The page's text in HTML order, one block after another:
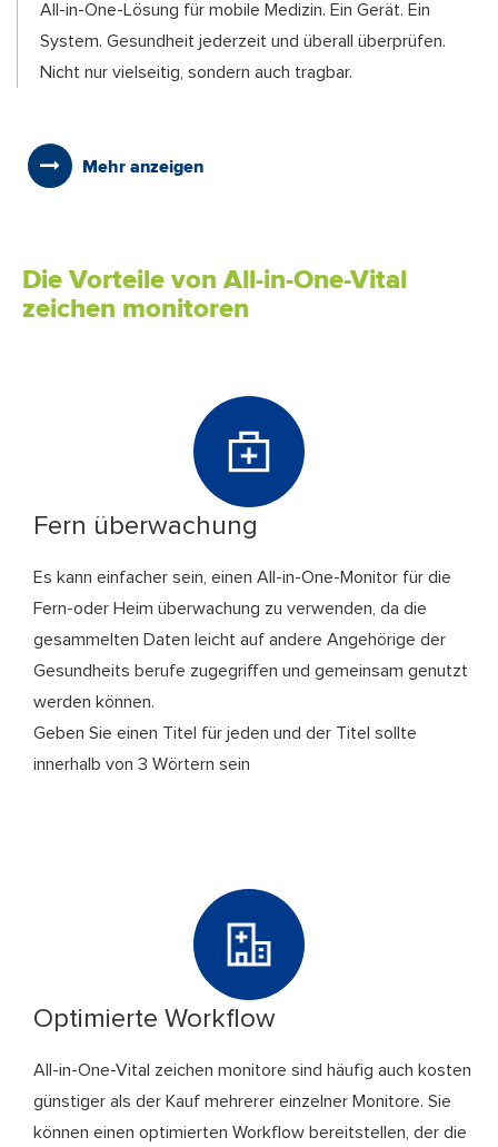
All-in-One-Lösung für mobile Medizin. Ein Gerät. Ein
System. Gesundheit jederzeit und überall überprüfen.
Nicht nur vielseitig, sondern auch tragbar.
Mehr anzeigen
Die Vorteile von All-in-One-Vital
zeichen monitoren
Fern überwachung
Es kann einfacher sein, einen All-in-One-Monitor für die
Fern-oder Heim überwachung zu verwenden, da die
gesammelten Daten leicht auf andere Angehörige der
Gesundheits berufe zugegriffen und gemeinsam genutzt
werden können.
Geben Sie einen Titel für jeden und der Titel sollte
innerhalb von 3 Wörtern sein
Optimierte Workflow
All-in-One-Vital zeichen monitore sind häufig auch kosten
günstiger als der Kauf mehrerer einzelner Monitore. Sie
können einen optimierten Workflow bereitstellen, der die